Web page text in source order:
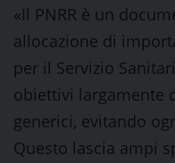
«Il PNRR è un
allocazione di
per il Servizio
obiettivi largamente
generici, evitando
Questo lascia ampi